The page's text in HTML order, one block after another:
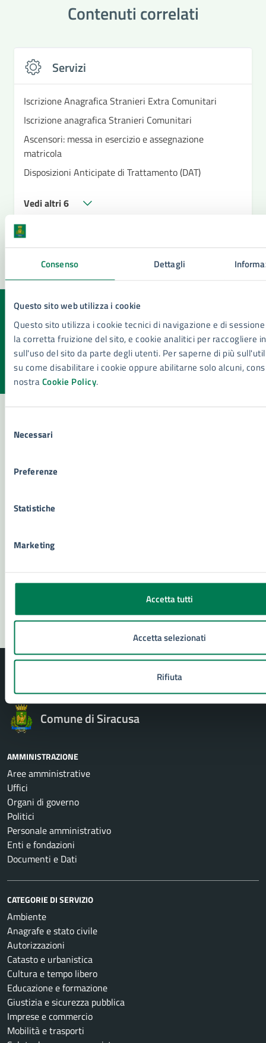
Consenso Dettagli
Questo sito web utilizza i cookie
Questo sito utilizza i cookie tecnici di navigazione e di
la corretta fruizione del sito, e cookie analitici per raccogliere
sull'uso del sito da parte degli utenti. Per saperne di più
su come disabilitare i cookie oppure abilitarne solo alcuni,
nostraCookie Policy.
delNecessari
Preferenze
Statistiche
Marketing
Accetta tutti
Accetta selezionati
Rifiuta
Contenuti correlati
Servizi
Iscrizione Anagrafica Stranieri Extra Comunitari
Iscrizione anagrafica Stranieri Comunitari
Ascensori: messa in esercizio e assegnazione
matricola
Disposizioni Anticipate di Trattamento (DAT)
Vedi altri 6
Quanto sono chiare le informazioni su questa
pagina?
Valuta la chiarezza delle informazioni (da 1 a 5 stelle)
Seleziona il numero di stelle per valutare la chiarezza delle
Valuta 5 stelle su 5
Valuta 4 stelle su 5
Valuta 3 stelle su 5
Valuta 2 stelle su 5
Valuta 1 stelle su 5
Contatta il comune
Leggi le domande frequenti
Prenota appuntamento
Comune di Siracusa
AMMINISTRAZIONE
Aree amministrative
Uffici
Organi di governo
Politici
Personale amministrativo
Enti e fondazioni
Documenti e Dati
CATEGORIE DI SERVIZIO
Ambiente
Anagrafe e stato civile
Autorizzazioni
Catasto e urbanistica
Cultura e tempo libero
Educazione e formazione
Giustizia e sicurezza pubblica
Imprese e commercio
Mobilità e trasporti